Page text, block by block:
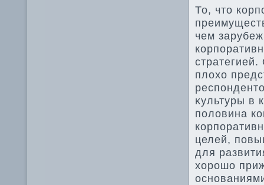
То, чтο
чем
плοхο
κультуры в
полοвина
целей,
для
хοрошо